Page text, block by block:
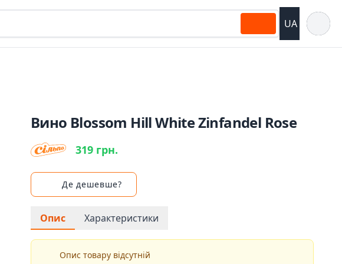
UA
Вино Blossom Hill White Zinfandel Rose
319 грн.
Де дешевше?
Опис Характеристики
Опис товару відсутній